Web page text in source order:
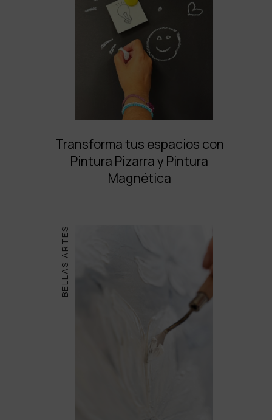
Transforma tus espacios con
Pintura Pizarra y Pintura
Magnética
BELLAS ARTES